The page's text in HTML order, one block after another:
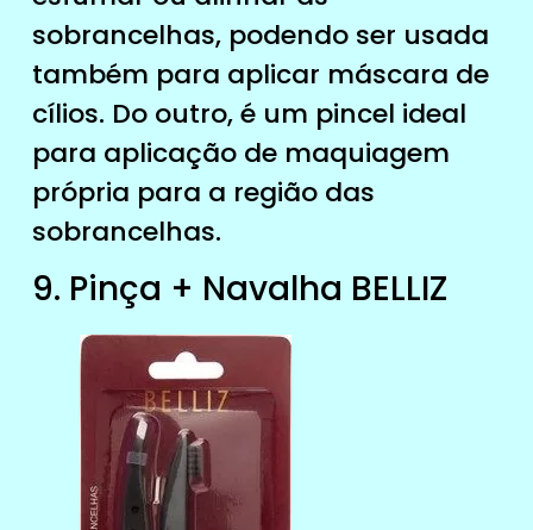
sobrancelhas, podendo ser usada
também para aplicar máscara de
cílios. Do outro, é um pincel ideal
para aplicação de maquiagem
própria para a região das
sobrancelhas.
9. Pinça + Navalha BELLIZ